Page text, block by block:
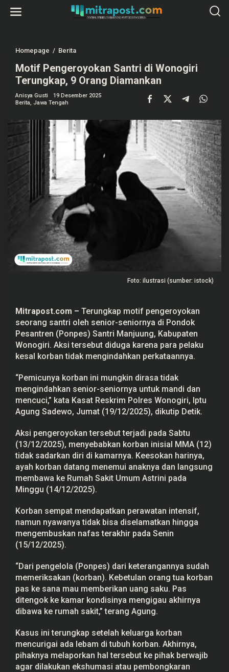
Homepage / Berita
t
e
e
o
k
S
a
r
W
o
n
o
g
e
r
u
n
g
k
a
9
O
r
a
n
i
a
a
n
a
n
Motif Pengeroyokan Santri di Wonogiri
Terungkap, 9 Orang Diamankan
Anisya Gusti
19 Desember 2025
Berita, Jawa Tengah
Foto: ilustrasi (sumber: istock)
Mitrapost.com – Terungkap motif pengeroyokan
seorang santri oleh senior-seniornya di Pondok
Pesantren (Ponpes) Santri Manjuung, Kabupaten
Wonogiri. Aksi tersebut diduga karena para pelaku
kesal korban tidak mengindahkan perkataannya.
“Pemicunya korban ini mungkin dirasa tidak
mengindahkan senior-seniornya untuk mandi dan
mencuci,” kata Kasat Reskrim Polres Wonogiri, Iptu
Agung Sadewo, Jumat (19/12/2025), dikutip Detik.
Aksi pengeroyokan tersebut terjadi pada Sabtu
(13/12/2025), menyebabkan korban inisial MMA (12)
tidak sadarkan diri di kamarnya. Keesokan harinya,
ayah korban datang menemui anaknya dan langsung
membawa ke Rumah Sakit Umum Astrini pada
Minggu (14/12/2025).
Korban sempat mendapatkan perawatan intensif,
namun nyawanya tidak bisa diselamatkan hingga
mengembuskan nafas terakhir pada Senin
(15/12/2025).
“Dari pengelola (Ponpes) dari keterangannya sudah
memeriksakan (korban). Kebetulan orang tua korban
pas ke sana mau memberikan uang saku. Pas
ditengok ke kamar kondisinya mengigau akhirnya
dibawa ke rumah sakit,” terang Agung.
Kasus ini terungkap setelah keluarga korban
mencurigai ada lebam di tubuh korban. Akhirnya,
pihaknya melaporkan hal tersebut ke pihak berwajib
agar dilakukan ekshumasi atau pembongkaran